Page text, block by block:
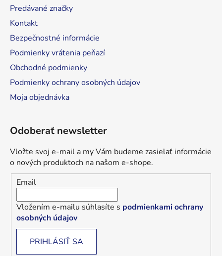
Predávané značky
Kontakt
Bezpečnostné informácie
Podmienky vrátenia peňazí
Obchodné podmienky
Podmienky ochrany osobných údajov
Moja objednávka
Odoberať newsletter
Vložte svoj e-mail a my Vám budeme zasielať informácie
o nových produktoch na našom e-shope.
Email
Vložením e-mailu súhlasíte s podmienkami ochrany
osobných údajov
PRIHLÁSIŤ SA